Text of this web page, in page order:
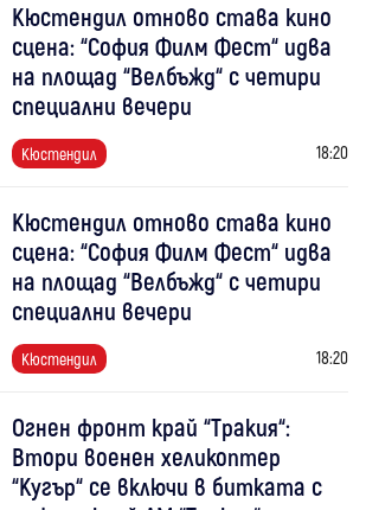
Кюстендил отново става кино
сцена: “София Филм Фест“ идва
на площад “Велбъжд“ с четири
специални вечери
Кюстендил 18:20
Кюстендил отново става кино
сцена: “София Филм Фест“ идва
на площад “Велбъжд“ с четири
специални вечери
Кюстендил 18:20
Огнен фронт край “Тракия“:
Втори военен хеликоптер
“Кугър“ се включи в битката с